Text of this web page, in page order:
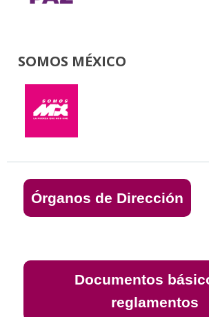
SOMOS MÉXICO
Órganos de Dirección
Documentos
reglamentos